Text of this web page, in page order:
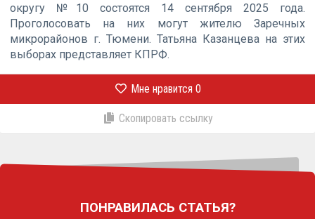
округу №10 состоятся 14 сентября 2025 года.
Проголосовать на них могут жителю Заречных
микрорайонов г. Тюмени. Татьяна Казанцева на этих
выборах представляет КПРФ.
Мне нравится 0
Скопировать ссылку
ПОНРАВИЛАСЬ СТАТЬЯ?